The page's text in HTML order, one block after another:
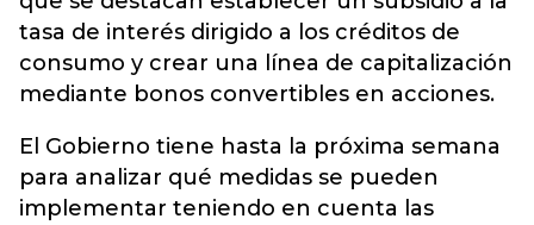
tasa de interés dirigido a los créditos de
consumo y crear una línea de capitalización
mediante bonos convertibles en acciones.
El Gobierno tiene hasta la próxima semana
para analizar qué medidas se pueden
implementar teniendo en cuenta las